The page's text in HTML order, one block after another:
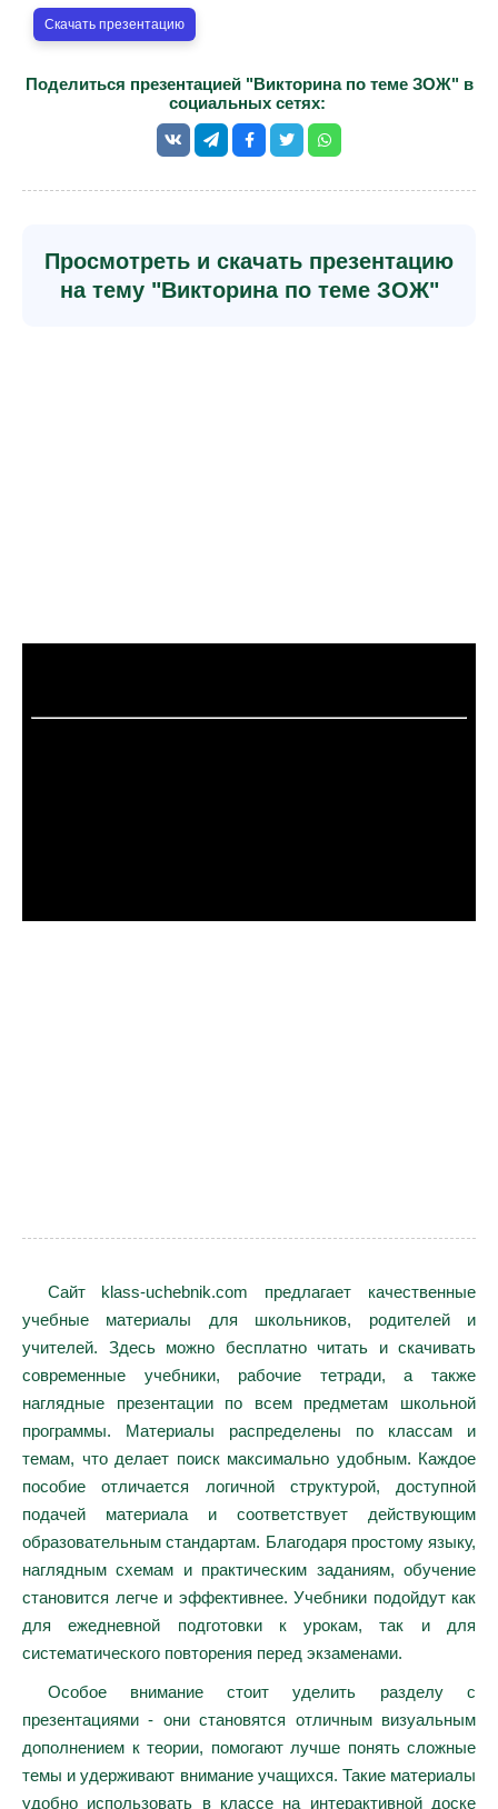
Скачать презентацию
Поделиться презентацией "Викторина по теме ЗОЖ" в
социальных сетях:
Просмотреть и скачать презентацию
на тему "Викторина по теме ЗОЖ"
Сайт klass-uchebnik.com предлагает качественные
учебные материалы для школьников, родителей и
учителей. Здесь можно бесплатно читать и скачивать
современные учебники, рабочие тетради, а также
наглядные презентации по всем предметам школьной
программы. Материалы распределены по классам и
темам, что делает поиск максимально удобным. Каждое
пособие отличается логичной структурой, доступной
подачей материала и соответствует действующим
образовательным стандартам. Благодаря простому языку,
наглядным схемам и практическим заданиям, обучение
становится легче и эффективнее. Учебники подойдут как
для ежедневной подготовки к урокам, так и для
систематического повторения перед экзаменами.
Особое внимание стоит уделить разделу с
презентациями - они становятся отличным визуальным
дополнением к теории, помогают лучше понять сложные
темы и удерживают внимание учащихся. Такие материалы
удобно использовать в классе на интерактивной доске